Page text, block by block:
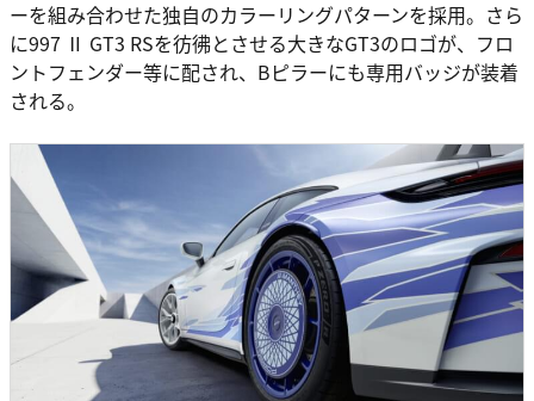
ーを組み合わせた独自のカラーリングパターンを採用。さら
に997 Ⅱ GT3 RSを彷彿とさせる大きなGT3のロゴが、フロ
ントフェンダー等に配され、Bピラーにも専用バッジが装着
される。